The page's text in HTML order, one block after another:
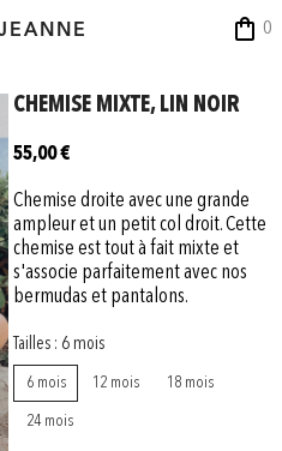
shopping_bag 0
CHEMISE MIXTE, LIN NOIR
55,00 €
Chemise droite avec une grande
ampleur et un petit col droit. Cette
chemise est tout à fait mixte et
s'associe parfaitement avec nos
bermudas et pantalons.
Tailles : 6 mois
6 mois 12 mois 18 mois
24 mois